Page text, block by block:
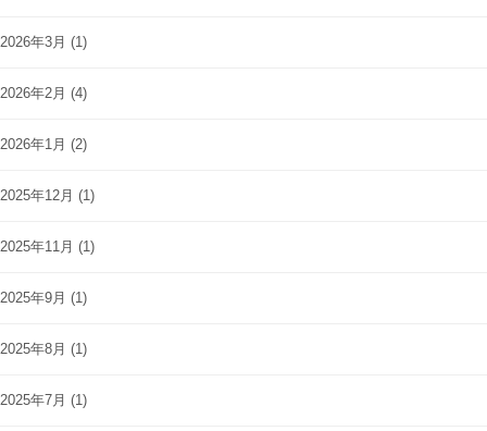
2026年3月 (1)
2026年2月 (4)
2026年1月 (2)
2025年12月 (1)
2025年11月 (1)
2025年9月 (1)
2025年8月 (1)
2025年7月 (1)